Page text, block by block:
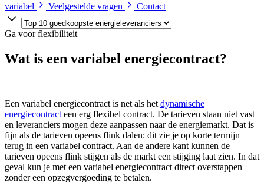
variabel
Veelgestelde vragen Contact
Ga voor flexibiliteit
Wat is een variabel energiecontract?
Een variabel energiecontract is net als het dynamische
energiecontract een erg flexibel contract. De tarieven staan niet vast
en leveranciers mogen deze aanpassen naar de energiemarkt. Dat is
fijn als de tarieven opeens flink dalen: dit zie je op korte termijn
terug in een variabel contract. Aan de andere kant kunnen de
tarieven opeens flink stijgen als de markt een stijging laat zien. In dat
geval kun je met een variabel energiecontract direct overstappen
zonder een opzegvergoeding te betalen.